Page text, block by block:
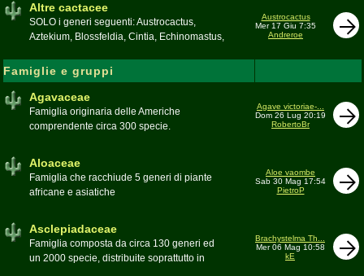
Altre cactacee
SOLO i generi seguenti: Austrocactus,
Aztekium, Blossfeldia, Cintia, Echinomastus,
Geohintonia, Obregonia, Oroya,
Ortegocactus, Pediocactus, Pelecyphora,
Pereskia, Sclerocactus, Strombocactus ,
Toumeya, Uebelmannia, Yavia. Sottotribù:
Hylocereinae (Aporocactus, Epiphyllum,
Austrocactus
Mer 17 Giu 7:35
Andreroe
Famiglie e gruppi
Agavaceae
Famiglia originaria delle Americhe
comprendente circa 300 specie.
generi:Agave, Beschorneria, Furcraea,
Hesperaloë, Littaea, Manfreda, Polianthes,
Agave victoriae-...
Dom 26 Lug 20:19
RobertoBr
Aloaceae
Famiglia che racchiude 5 generi di piante
africane e asiatiche
Aloe vaombe
Sab 30 Mag 17:54
PietroP
Asclepiadaceae
Famiglia composta da circa 130 generi ed
un 2000 specie, distribuite soprattutto in
Brachystelma Th...
Mer 06 Mag 10:58
kE